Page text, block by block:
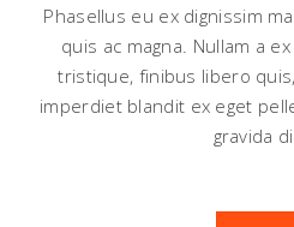
Phasellus eu ex dignissim
quis ac magna. Nullam a
tristique, finibus libero
imperdiet blandit ex eget
gravida